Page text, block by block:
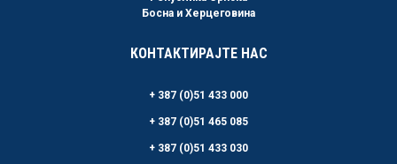
Босна и Херцеговина
КОНТАКТИРАЈТЕ НАС
+ 387 (0)51 433 000
+ 387 (0)51 465 085
+ 387 (0)51 433 030